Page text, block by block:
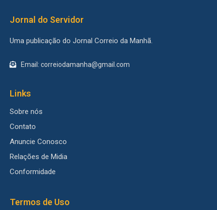
Jornal do Servidor
Uma publicação do Jornal Correio da Manhã.
Email: correiodamanha@gmail.com
Links
Sobre nós
Contato
Anuncie Conosco
Relações de Midia
Conformidade
Termos de Uso